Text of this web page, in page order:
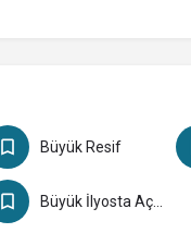
Büyük Resif
Büyük İlyosta Açık Sığı